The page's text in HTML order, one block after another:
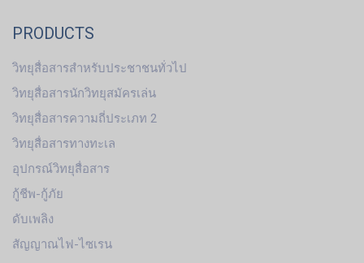
PRODUCTS
วิทยุสื่อสารสำหรับประชาชนทั่วไป
วิทยุสื่อสารนักวิทยุสมัครเล่น
วิทยุสื่อสารความถี่ประเภท 2
วิทยุสื่อสารทางทะเล
อุปกรณ์วิทยุสื่อสาร
กู้ชีพ-กู้ภัย
ดับเพลิง
สัญญาณไฟ-ไซเรน